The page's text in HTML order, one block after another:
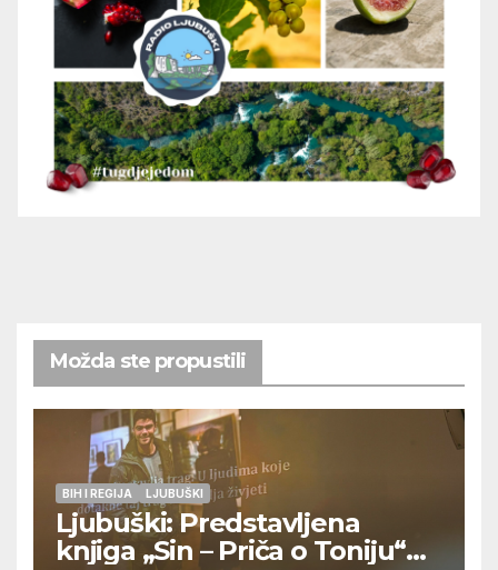
Možda ste propustili
BIH I REGIJA LJUBUŠKI
Ljubuški: Predstavljena
knjiga „Sin – Priča o Toniju“